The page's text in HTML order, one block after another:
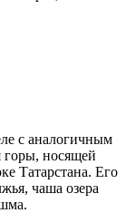
с аналогичным
горы, носящей
Татарстана. Его
чаша озера